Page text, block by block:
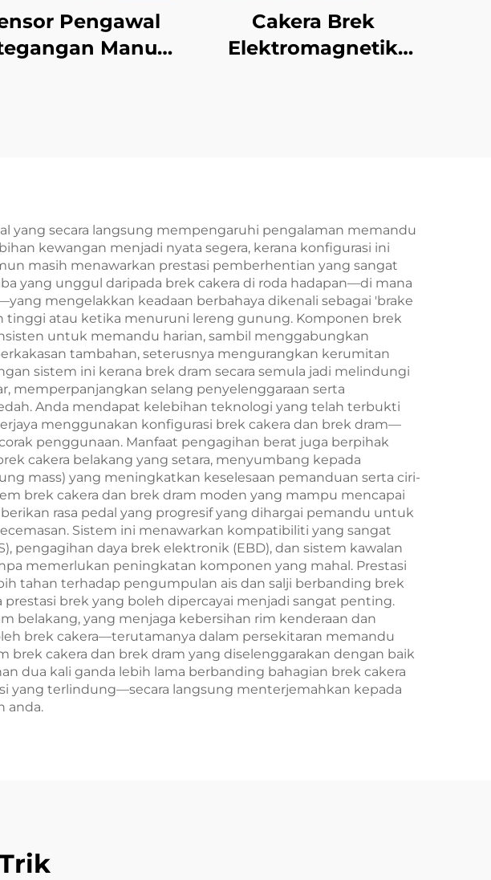
Pengawal
Manual
Cakera Brek
Elektromagnetik
yang secara langsung mempengaruhi pengalaman memandu
kewangan menjadi nyata segera, kerana konfigurasi ini
masih menawarkan prestasi pemberhentian yang sangat
yang unggul daripada brek cakera di roda hadapan—di mana
mengelakkan keadaan berbahaya dikenali sebagai 'brake
atau ketika menuruni lereng gunung. Komponen brek
untuk memandu harian, sambil menggabungkan
tambahan, seterusnya mengurangkan kerumitan
sistem ini kerana brek dram secara semula jadi melindungi
memperpanjangkan selang penyelenggaraan serta
Anda mendapat kelebihan teknologi yang telah terbukti
menggunakan konfigurasi brek cakera dan brek dram—
penggunaan. Manfaat pengagihan berat juga berpihak
cakera belakang yang setara, menyumbang kepada
mass) yang meningkatkan keselesaan pemanduan serta ciri-
brek cakera dan brek dram moden yang mampu mencapai
rasa pedal yang progresif yang dihargai pemandu untuk
Sistem ini menawarkan kompatibiliti yang sangat
pengagihan daya brek elektronik (EBD), dan sistem kawalan
memerlukan peningkatan komponen yang mahal. Prestasi
tahan terhadap pengumpulan ais dan salji berbanding brek
brek yang boleh dipercayai menjadi sangat penting.
belakang, yang menjaga kebersihan rim kenderaan dan
brek cakera—terutamanya dalam persekitaran memandu
cakera dan brek dram yang diselenggarakan dengan baik
dua kali ganda lebih lama berbanding bahagian brek cakera
yang terlindung—secara langsung menterjemahkan kepada
anda.